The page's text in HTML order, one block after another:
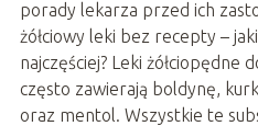
porady lekarza przed ich
żółciowy leki bez recepty –
najczęściej? Leki
często zawierają boldynę,
oraz mentol. Wszystkie te